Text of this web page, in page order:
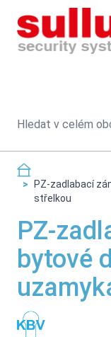
Skip to Content
Search
>
PZ-zadlabací
střelkou
PZ-
bytové